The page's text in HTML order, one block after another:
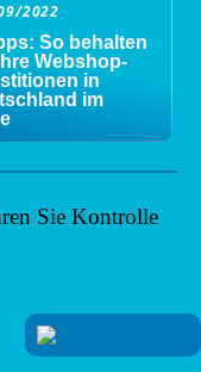
2022
So behalten
Webshop-
in
im
Sie Kontrolle